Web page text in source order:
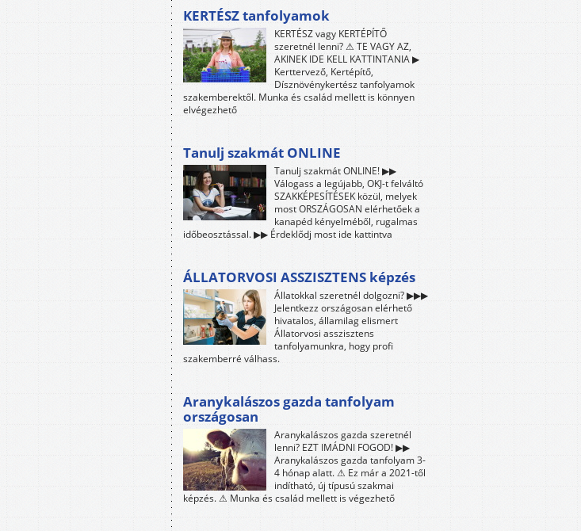
KERTÉSZ tanfolyamok
KERTÉSZ vagy KERTÉPÍTŐ
szeretnél lenni? ⚠ TE VAGY AZ,
AKINEK IDE KELL KATTINTANIA ▶
Kerttervező, Kertépítő,
Dísznövénykertész tanfolyamok
szakemberektől. Munka és család mellett is könnyen
elvégezhető
Tanulj szakmát ONLINE
Tanulj szakmát ONLINE! ▶▶
Válogass a legújabb, OKJ-t felváltó
SZAKKÉPESÍTÉSEK közül, melyek
most ORSZÁGOSAN elérhetőek a
kanapéd kényelméből, rugalmas
időbeosztással. ▶▶ Érdeklődj most ide kattintva
ÁLLATORVOSI ASSZISZTENS képzés
Állatokkal szeretnél dolgozni? ▶▶▶
Jelentkezz országosan elérhető
hivatalos, államilag elismert
Állatorvosi asszisztens
tanfolyamunkra, hogy profi
szakemberré válhass.
Aranykalászos gazda tanfolyam
országosan
Aranykalászos gazda szeretnél
lenni? EZT IMÁDNI FOGOD! ▶▶
Aranykalászos gazda tanfolyam 3-
4 hónap alatt. ⚠ Ez már a 2021-től
indítható, új típusú szakmai
képzés. ⚠ Munka és család mellett is végezhető